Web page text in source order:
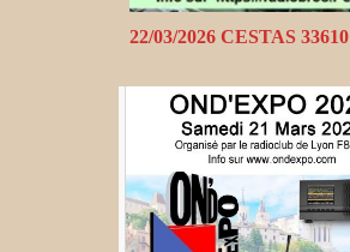
22/03/2026 CESTAS 33610